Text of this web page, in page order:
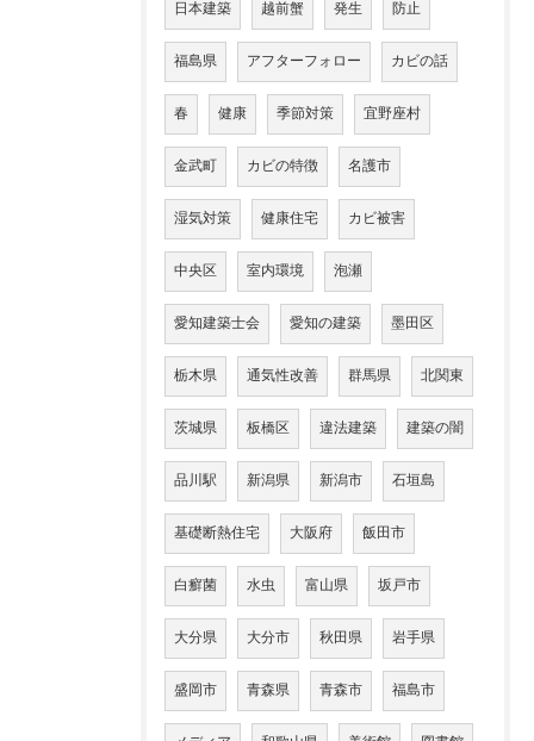
日本建築 越前蟹 発生 防止
福島県 アフターフォロー カビの話
春 健康 季節対策 宜野座村
金武町 カビの特徴 名護市
湿気対策 健康住宅 カビ被害
中央区 室内環境 泡瀬
愛知建築士会 愛知の建築 墨田区
栃木県 通気性改善 群馬県 北関東
茨城県 板橋区 違法建築 建築の闇
品川駅 新潟県 新潟市 石垣島
基礎断熱住宅 大阪府 飯田市
白癬菌 水虫 富山県 坂戸市
大分県 大分市 秋田県 岩手県
盛岡市 青森県 青森市 福島市